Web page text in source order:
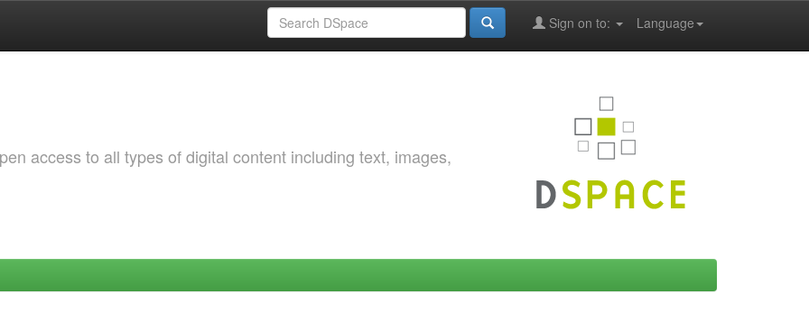
Language
Sign on to:
access to all types of digital content including text, images,